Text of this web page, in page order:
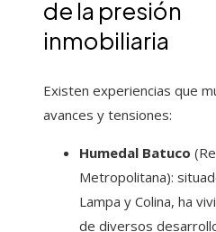
de la presión
inmobiliaria
Existen experiencias que
avances y tensiones:
Humedal Batuco
Metropolitana):
Lampa y Colina, ha
de diversos